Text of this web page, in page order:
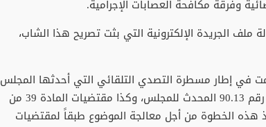
وفرقة مكافحة العصابات الإجرامية.
الجريدة الإلكترونية التي بثت تصريح هذا الشاب،
في إطار مسطرة التصدي التلقائي التي أحدثها المجلس
الوطني للصحافة استناداً إلى المادة 2 من القانون رقم 90.13 المحدث للمجلس، وكذا مقتضيات المادة 39 من
هذه الخطوة من أجل معالجة الموضوع طبقاً لمقتضيات